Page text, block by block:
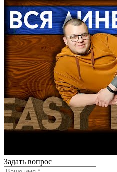
Задать вопрос